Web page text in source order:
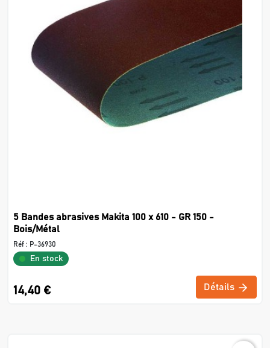
5 Bandes abrasives Makita 100 x 610 - GR 150 -
Bois/Métal
Réf : P-36930
En stock
14,40 € Détails